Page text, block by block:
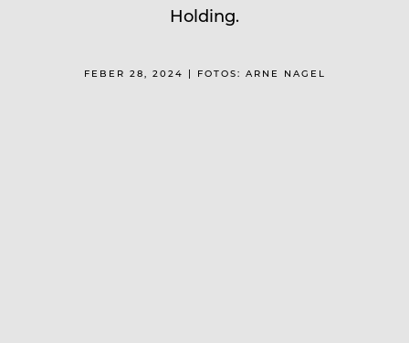
Holding.
FEBER 28, 2024 | FOTOS: ARNE NAGEL